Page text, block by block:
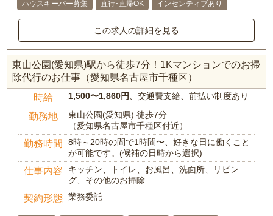
ハウスキーパー募集 直行･直帰OK インセンティブあり
この求人の詳細を見る
東山公園(愛知県)駅から徒歩7分！1Kマンションでのお掃
除代行のお仕事（愛知県名古屋市千種区）
時給 1,500〜1,860円、交通費支給、前払い制度あり
勤務地
東山公園(愛知県) 徒歩7分
（愛知県名古屋市千種区付近）
勤務時間
8時～20時の間で1時間〜、好きな日に働くこと
が可能です。(候補の日時から選択)
仕事内容
キッチン、トイレ、お風呂、洗面所、リビン
グ、その他のお掃除
契約形態 業務委託